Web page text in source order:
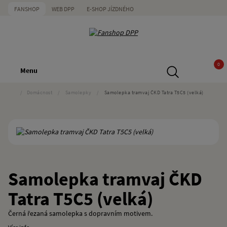
FANSHOP WEB DPP E-SHOP JÍZDNÉHO
Menu
0
Domácnost Samolepky Samolepka tramvaj ČKD Tatra T5C5 (velká)
Samolepka tramvaj ČKD
Tatra T5C5 (velká)
Černá řezaná samolepka s dopravním motivem.